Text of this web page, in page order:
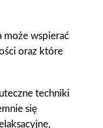
może wspierać
oraz które
techniki
się